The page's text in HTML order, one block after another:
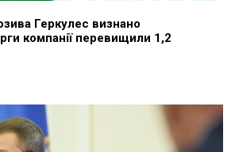
Геркулес визнано
компанії перевищили 1,2